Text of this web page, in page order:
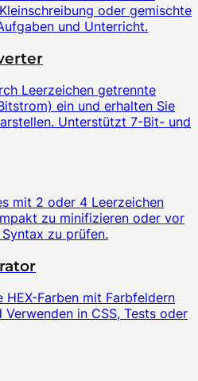
oder gemischte
und Unterricht.
Leerzeichen getrennte
ein und erhalten Sie
Unterstützt 7-Bit- und
mit 2 oder 4 Leerzeichen
zu minifizieren oder vor
zu prüfen.
HEX-Farben mit Farbfeldern
in CSS, Tests oder